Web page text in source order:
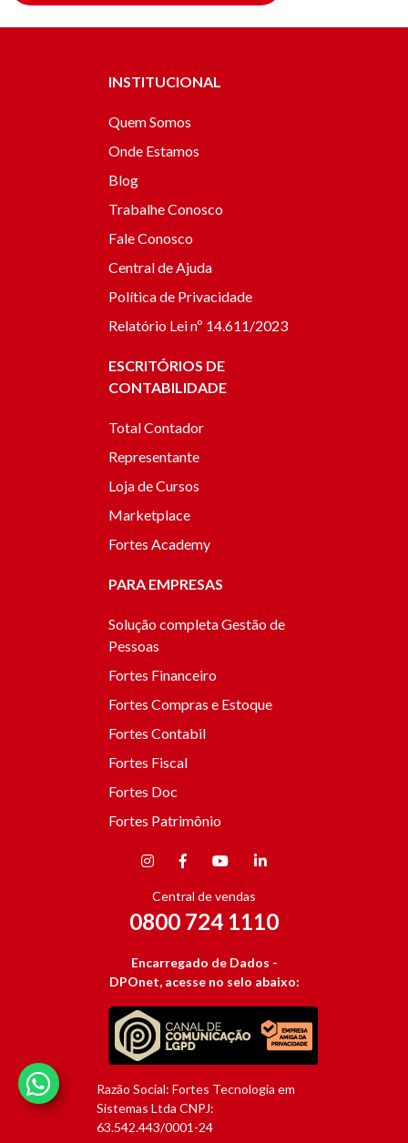
INSTITUCIONAL
Quem Somos
Onde Estamos
Blog
Trabalhe Conosco
Fale Conosco
Central de Ajuda
Política de Privacidade
Relatório Lei nº 14.611/2023
ESCRITÓRIOS DE
CONTABILIDADE
Total Contador
Representante
Loja de Cursos
Marketplace
Fortes Academy
PARA EMPRESAS
Solução completa Gestão de
Pessoas
Fortes Financeiro
Fortes Compras e Estoque
Fortes Contabil
Fortes Fiscal
Fortes Doc
Fortes Patrimônio
Central de vendas
0800 724 1110
Encarregado de Dados -
DPOnet, acesse no selo abaixo:
Razão Social: Fortes Tecnologia em
Sistemas Ltda CNPJ:
63.542.443/0001-24